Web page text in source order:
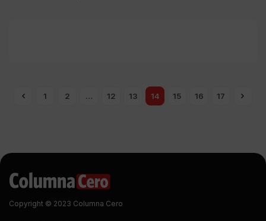
1 2 … 12 13 14 15 16 17
Copyright © 2023 Columna Cero